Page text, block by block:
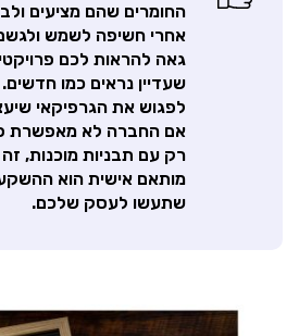
החומרים שהם מציעים
אחרי חשיפה לשמש
גאה להראות לכם
שעדיין נראים כמו
לפגוש את הגרפיקאי
אם החברה לא מאפשרת
רק עם תבניות מוכנות,
מותאם אישית הוא
שתעשו לעסק שלכם.